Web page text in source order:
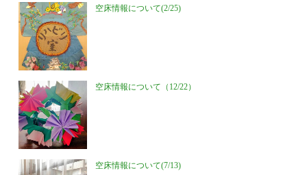
空床情報について(2/25)
空床情報について（12/22）
空床情報について(7/13)